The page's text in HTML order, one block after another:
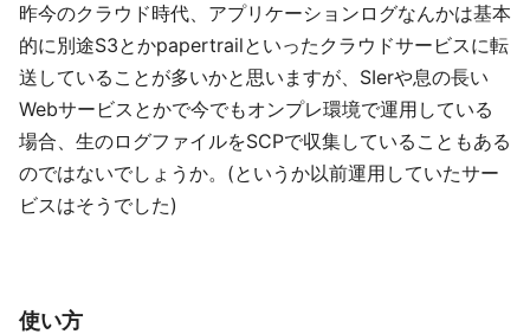
昨今のクラウド時代、アプリケーションログなんかは基本
的に別途S3とかpapertrailといったクラウドサービスに転
送していることが多いかと思いますが、SIerや息の長い
Webサービスとかで今でもオンプレ環境で運用している
場合、生のログファイルをSCPで収集していることもある
のではないでしょうか。(というか以前運用していたサー
ビスはそうでした)
使い方